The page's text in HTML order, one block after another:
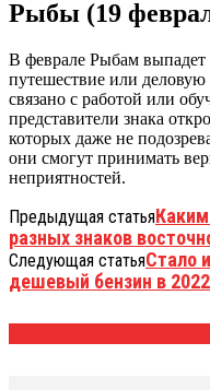
Рыбы (19
В феврале Рыбам выпадет
путешествие или деловую
связано с работой или
представители знака
которых даже не
они смогут принимать
неприятностей.
Предыдущая статья
разных знаков
Следующая статьяСтало
дешевый бензин в